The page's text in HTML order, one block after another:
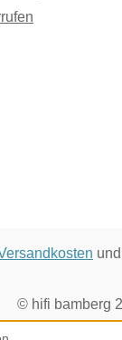
© hifi bamberg